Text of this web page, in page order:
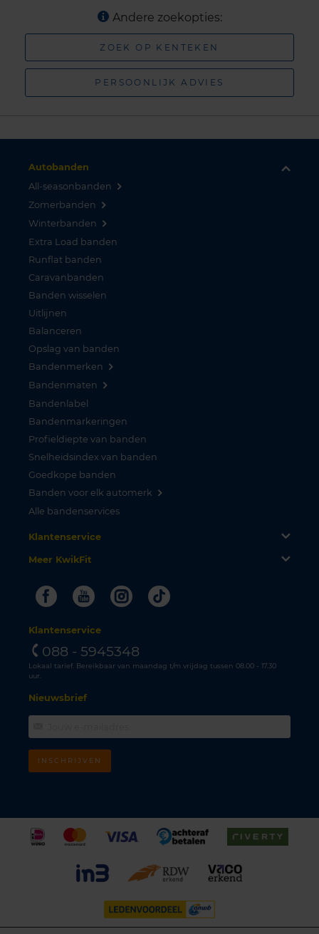
Andere zoekopties:
ZOEK OP KENTEKEN
PERSOONLIJK ADVIES
Autobanden
All-seasonbanden
Zomerbanden
Winterbanden
Extra Load banden
Runflat banden
Caravanbanden
Banden wisselen
Uitlijnen
Balanceren
Opslag van banden
Bandenmerken
Bandenmaten
Bandenlabel
Bandenmarkeringen
Profieldiepte van banden
Snelheidsindex van banden
Goedkope banden
Banden voor elk automerk
Alle bandenservices
Klantenservice
Meer KwikFit
FacebookYoutubeInstagram
Tiktok
Klantenservice
088 - 5945348
Lokaal tarief. Bereikbaar van maandag t/m vrijdag tussen 08.00 - 17.30
uur.
Nieuwsbrief
INSCHRIJVEN